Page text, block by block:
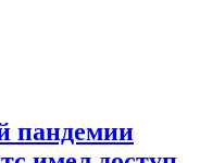
пандемии